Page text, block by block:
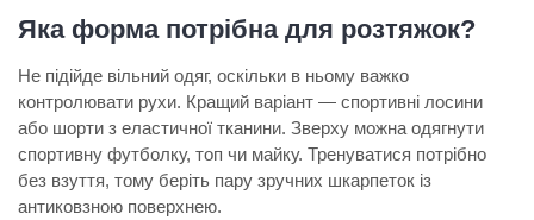
Яка форма потрібна для розтяжок?
Не підійде вільний одяг, оскільки в ньому важко
контролювати рухи. Кращий варіант — спортивні лосини
або шорти з еластичної тканини. Зверху можна одягнути
спортивну футболку, топ чи майку. Тренуватися потрібно
без взуття, тому беріть пару зручних шкарпеток із
антиковзною поверхнею.